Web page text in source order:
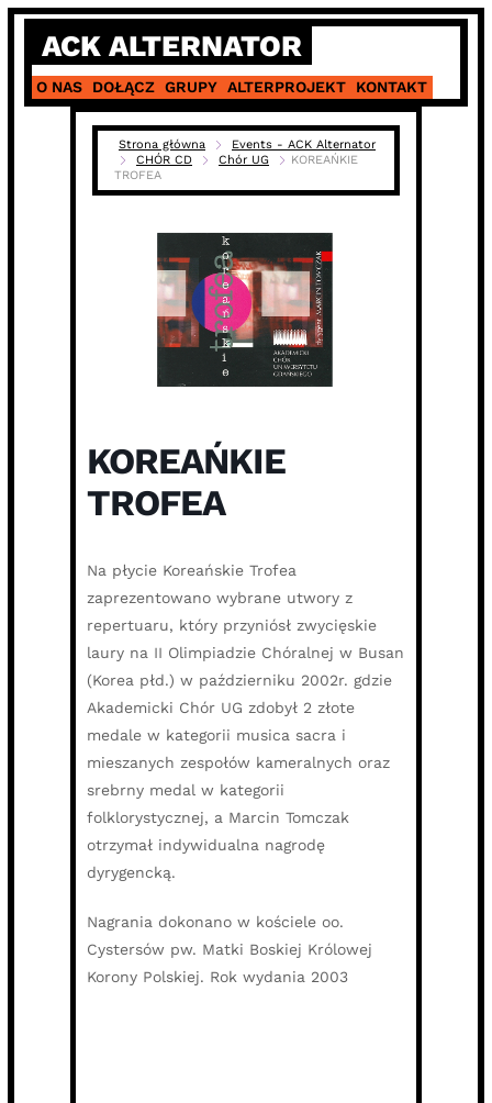
Skip
content
ACK ALTERNATOR
O NAS DOŁĄCZ GRUPY ALTERPROJEKT KONTAKT
Strona główna
Events - ACK Alternator
CHÓR CD
Chór UG
KOREAŃKIE
TROFEA
KOREAŃKIE
TROFEA
Na płycie Koreańskie Trofea
zaprezentowano wybrane utwory z
repertuaru, który przyniósł zwycięskie
laury na II Olimpiadzie Chóralnej w Busan
(Korea płd.) w październiku 2002r. gdzie
Akademicki Chór UG zdobył 2 złote
medale w kategorii musica sacra i
mieszanych zespołów kameralnych oraz
srebrny medal w kategorii
folklorystycznej, a Marcin Tomczak
otrzymał indywidualna nagrodę
dyrygencką.
Nagrania dokonano w kościele oo.
Cystersów pw. Matki Boskiej Królowej
Korony Polskiej. Rok wydania 2003